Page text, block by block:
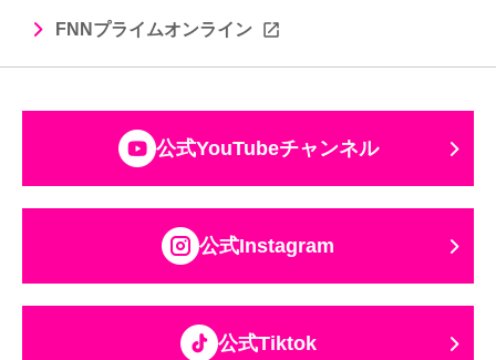
FNNプライムオンライン
公式YouTubeチャンネル
公式Instagram
公式Tiktok